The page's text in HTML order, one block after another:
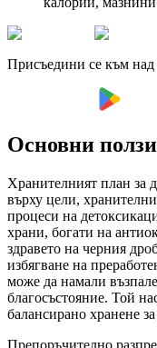
Присъедини се към
Основни ползи
Хранителният план за
върху цели,
процеси на
храни, богати на
здравето на черния
избягване на
може да намали
благосъстояние. Той
балансирано хранене
Препоръчително